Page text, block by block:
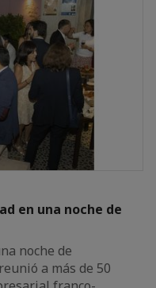
en una noche de
noche de
a más de 50